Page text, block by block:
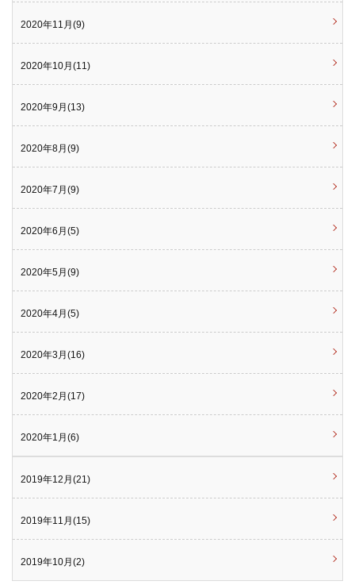
2020年11月(9)
2020年10月(11)
2020年9月(13)
2020年8月(9)
2020年7月(9)
2020年6月(5)
2020年5月(9)
2020年4月(5)
2020年3月(16)
2020年2月(17)
2020年1月(6)
2019年12月(21)
2019年11月(15)
2019年10月(2)